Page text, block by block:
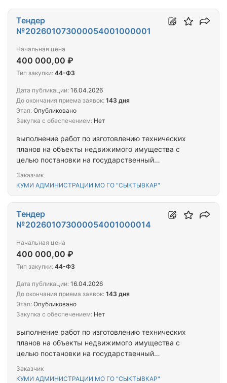
выполнение работ по изготовлению технических
планов на объекты недвижимого имущества с
целью постановки на государственный
Заказчик
КУМИ АДМИНИСТРАЦИИ МО ГО "СЫКТЫВКАР"
Тендер
№202601073000054001000001
Начальная цена
400 000,00 ₽
Тип закупки: 44-ФЗ
Дата публикации: 16.04.2026
До окончания приема заявок: 143 дня
Этап: Опубликовано
Закупка с обеспечением: Нет
выполнение работ по изготовлению технических
планов на объекты недвижимого имущества с
целью постановки на государственный
Заказчик
КУМИ АДМИНИСТРАЦИИ МО ГО "СЫКТЫВКАР"
Тендер
№202601073000054001000014
Начальная цена
400 000,00 ₽
Тип закупки: 44-ФЗ
Дата публикации: 16.04.2026
До окончания приема заявок: 143 дня
Этап: Опубликовано
Закупка с обеспечением: Нет